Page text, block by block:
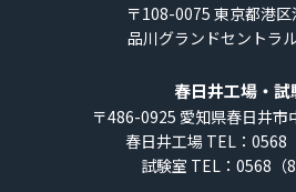
〒108-0075 東京都港
品川グランドセントラ
春日井工場・試
〒486-0925 愛知県春日井市
春日井工場 TEL：0568
試験室 TEL：0568（